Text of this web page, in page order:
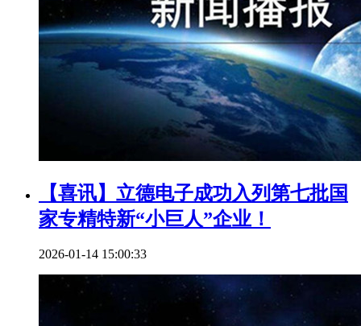
【喜讯】立德电子成功入列第七批国
家专精特新“小巨人”企业！
2026-01-14 15:00:33